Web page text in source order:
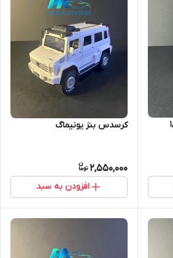
کرسدس بنز یونیماگ
2,550,000
افزودن به سبد